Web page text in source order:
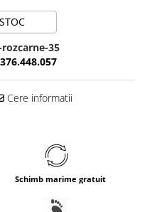
35
Cere informatii
Schimb marime gratuit